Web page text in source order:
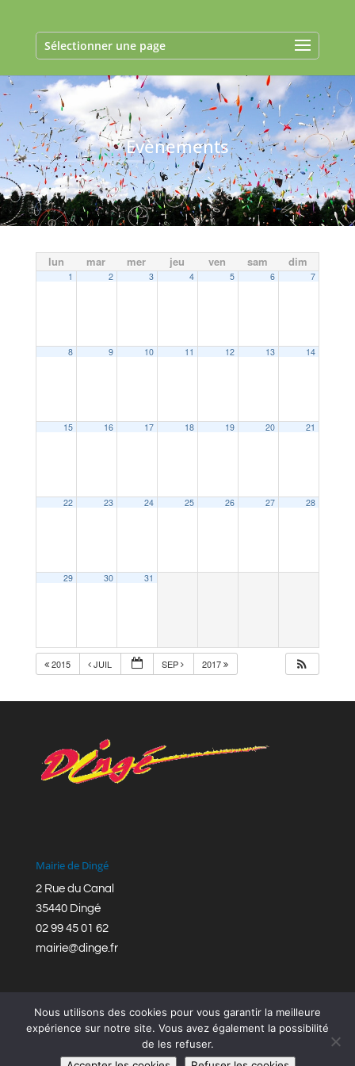
Sélectionner une page
Evènements
lun mar mer jeu ven sam dim
1 2 3 4 5 6 7
8 9 10 11 12 13 14
15 16 17 18 19 20 21
22 23 24 25 26 27 28
29 30 31
2015 JUIL SEP 2017
Mairie de Dingé
2 Rue du Canal
35440 Dingé
02 99 45 01 62
mairie@dinge.fr
Réalisation © Mairie de Dingé,Bretagne Romantique
Nous utilisons des cookies pour vous garantir la meilleure
expérience sur notre site. Vous avez également la possibilité
de les refuser.